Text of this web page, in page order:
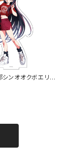
ンオオクボエリ
コラボアクリルス